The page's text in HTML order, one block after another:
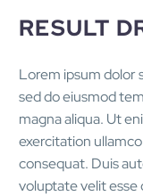
RESULT
Lorem ipsum dolor
sed do eiusmod
magna aliqua. Ut
exercitation
consequat. Duis
voluptate velit esse